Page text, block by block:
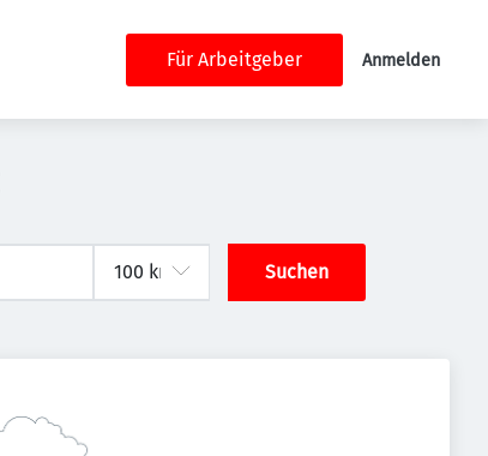
Für Arbeitgeber Anmelden
Suchen